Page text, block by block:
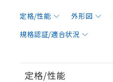
定格/性能 外形図
規格認証/適合状況
定格/性能